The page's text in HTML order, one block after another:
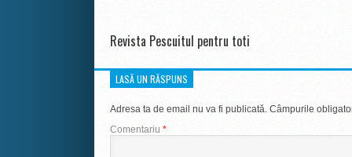
Revista Pescuitul pentru toti
LASĂ UN RĂSPUNS
Adresa ta de email nu va fi publicată. Câmpurile
Comentariu *